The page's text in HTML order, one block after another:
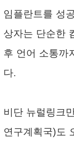
임플란트를 성
상자는 단순한
후 언어 소통까
다.
비단 뉴럴링크
연구계획국)도